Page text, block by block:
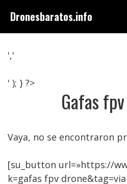
contenido
Dronesbaratos.info
','
' ); } ?>
Gafas
Vaya, no se encontraron
[su_button url=»https://
k=gafas fpv